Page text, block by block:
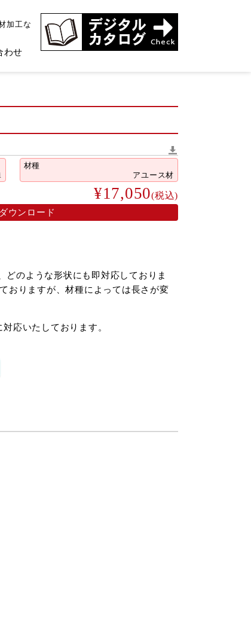
加工な
わせ
材種
アユース材
¥17,050(税込)
ウンロード
どのような形状にも即対応しておりま
おりますが、材種によっては長さが変
応いたしております。